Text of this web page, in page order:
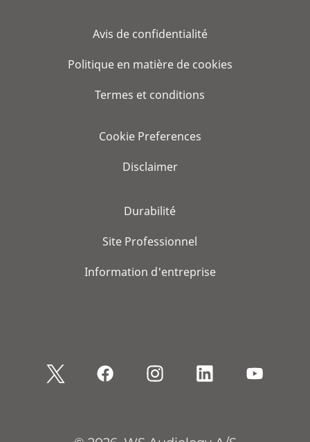
Avis de confidentialité
Politique en matière de cookies
Termes et conditions
Cookie Preferences
Disclaimer
Durabilité
Site Professionnel
Information d'entreprise